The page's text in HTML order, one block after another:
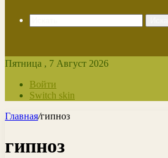
Пятница , 7 Август 2026
Войти
Switch skin
Главная/гипноз
гипноз